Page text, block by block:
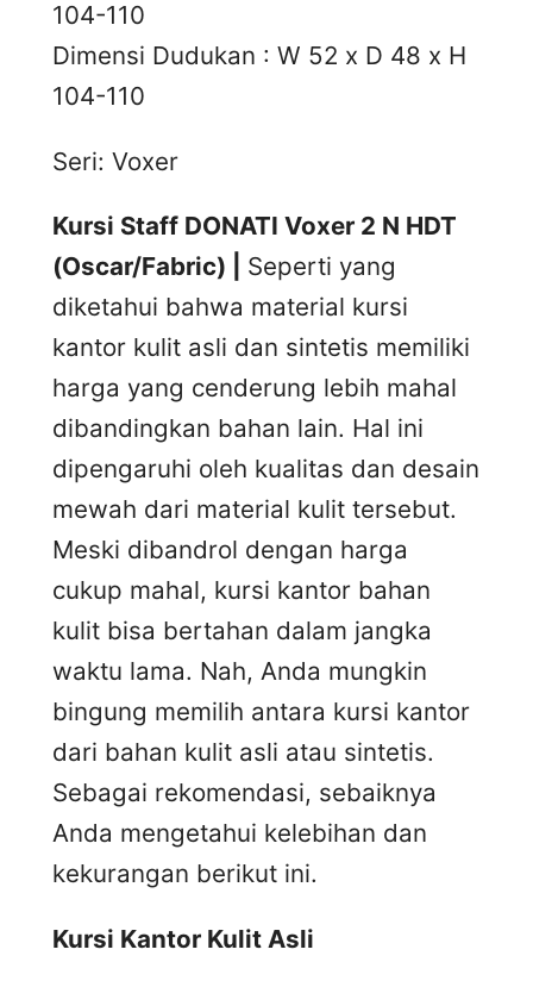
104-110
Dimensi Dudukan : W 52 x D 48 x H
104-110
Seri: Voxer
Kursi Staff DONATI Voxer 2 N HDT
(Oscar/Fabric) | Seperti yang
diketahui bahwa material kursi
kantor kulit asli dan sintetis memiliki
harga yang cenderung lebih mahal
dibandingkan bahan lain. Hal ini
dipengaruhi oleh kualitas dan desain
mewah dari material kulit tersebut.
Meski dibandrol dengan harga
cukup mahal, kursi kantor bahan
kulit bisa bertahan dalam jangka
waktu lama. Nah, Anda mungkin
bingung memilih antara kursi kantor
dari bahan kulit asli atau sintetis.
Sebagai rekomendasi, sebaiknya
Anda mengetahui kelebihan dan
kekurangan berikut ini.
Kursi Kantor Kulit Asli